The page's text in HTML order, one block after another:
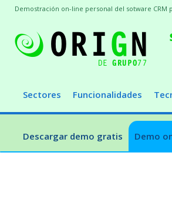
Sectores Funcionalidades
Descargar demo gratis Demo
Demostración on-line personal del sotware